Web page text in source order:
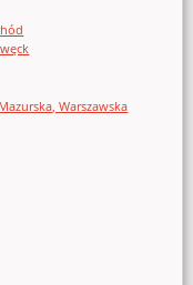
Warszawska